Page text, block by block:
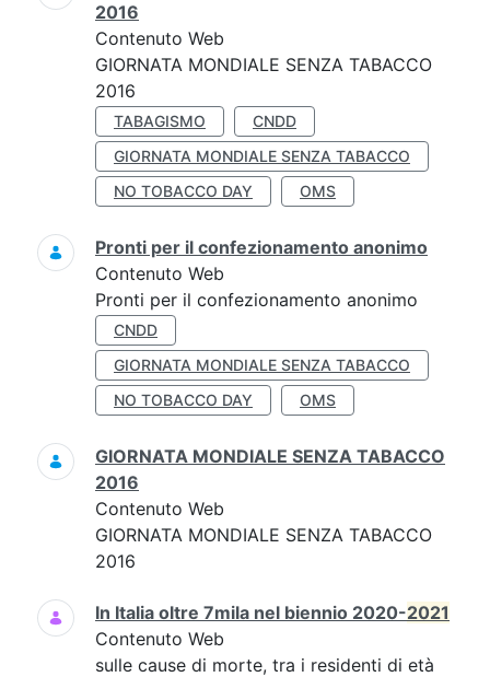
2016
Contenuto Web
GIORNATA MONDIALE SENZA TABACCO
2016
TABAGISMO
CNDD
GIORNATA MONDIALE SENZA TABACCO
NO TOBACCO DAY
OMS
Pronti per il confezionamento anonimo
Contenuto Web
Pronti per il confezionamento anonimo
CNDD
GIORNATA MONDIALE SENZA TABACCO
NO TOBACCO DAY
OMS
GIORNATA MONDIALE SENZA TABACCO
2016
Contenuto Web
GIORNATA MONDIALE SENZA TABACCO
2016
In Italia oltre 7mila nel biennio 2020-2021
Contenuto Web
sulle cause di morte, tra i residenti di età